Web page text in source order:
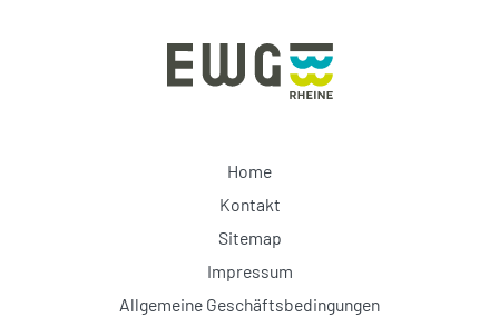
Home
Kontakt
Sitemap
Impressum
Allgemeine Geschäftsbedingungen